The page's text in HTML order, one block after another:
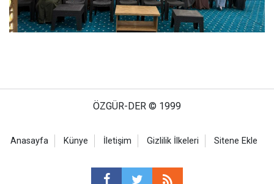
ÖZGÜR-DER © 1999
Anasayfa Künye İletişim Gizlilik İlkeleri Sitene Ekle